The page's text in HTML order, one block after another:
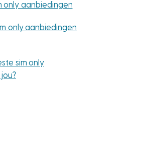
only aanbiedingen
only aanbiedingen
sim only